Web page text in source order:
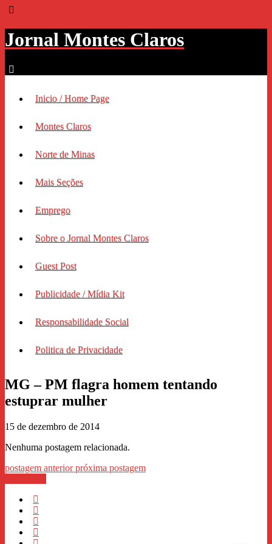
Jornal Montes Claros
Inicio / Home Page
Montes Claros
Norte de Minas
Mais Seções
Emprego
Sobre o Jornal Montes Claros
Guest Post
Publicidade / Mídia Kit
Responsabilidade Social
Politica de Privacidade
MG – PM flagra homem tentando
estuprar mulher
15 de dezembro de 2014
Nenhuma postagem relacionada.
postagem anteriorpróxima postagem